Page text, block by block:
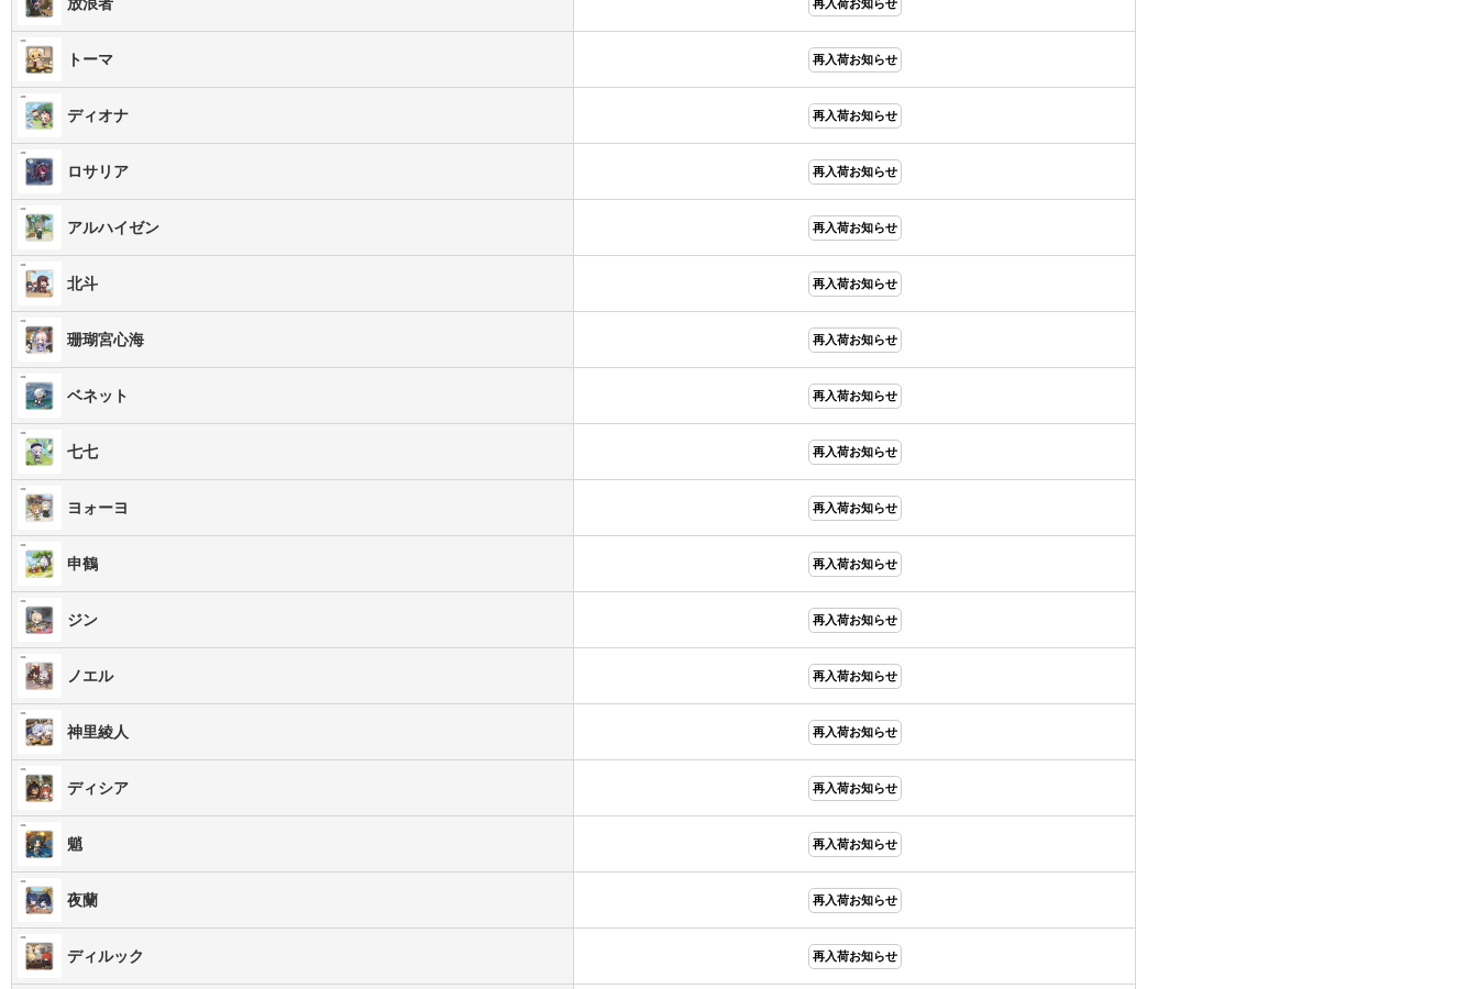
再入荷お知らせ
トーマ 再入荷お知らせ
ディオナ 再入荷お知らせ
ロサリア 再入荷お知らせ
アルハイゼン 再入荷お知らせ
北斗 再入荷お知らせ
珊瑚宮心海 再入荷お知らせ
ベネット 再入荷お知らせ
七七 再入荷お知らせ
ヨォーヨ 再入荷お知らせ
申鶴 再入荷お知らせ
ジン 再入荷お知らせ
ノエル 再入荷お知らせ
神里綾人 再入荷お知らせ
ディシア 再入荷お知らせ
魈 再入荷お知らせ
夜蘭 再入荷お知らせ
ディルック 再入荷お知らせ